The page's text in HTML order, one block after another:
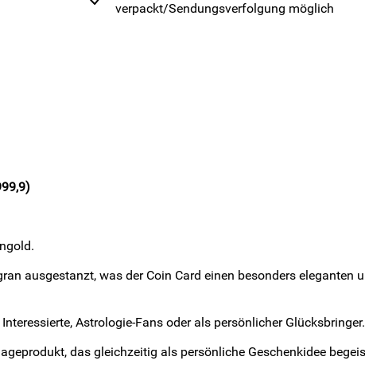
verpackt/Sendungsverfolgung möglich
ausgestanzt, was der Coin Card einen besonders eleganten
Astrologie-Fans oder als persönlicher Glücksbringer.
das gleichzeitig als persönliche Geschenkidee